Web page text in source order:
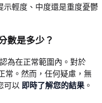
示輕度、中度還是重度憂鬱
數是多少？
為在正常範圍內。對於
常。然而，任何疑慮，無
可以 即時了解您的結果 。